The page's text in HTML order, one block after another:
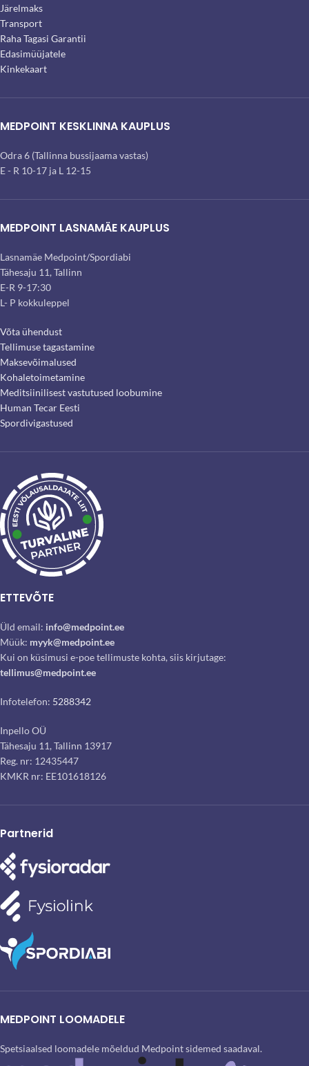
Järelmaks
Transport
Raha Tagasi Garantii
Edasimüüjatele
Kinkekaart
MEDPOINT KESKLINNA KAUPLUS
Odra 6 (Tallinna bussijaama vastas)
E - R 10-17 ja L 12-15
MEDPOINT LASNAMÄE KAUPLUS
Lasnamäe Medpoint/Spordiabi
Tähesaju 11, Tallinn
E-R 9-17:30
L- P kokkuleppel
Võta ühendust
Tellimuse tagastamine
Maksevõimalused
Kohaletoimetamine
Meditsiinilisest vastutused loobumine
Human Tecar Eesti
Spordivigastused
ETTEVÕTE
Üld email: info@medpoint.ee
Müük: myyk@medpoint.ee
Kui on küsimusi e-poe tellimuste kohta, siis kirjutage:
tellimus@medpoint.ee
Infotelefon: 5288342
Inpello OÜ
Tähesaju 11, Tallinn 13917
Reg. nr: 12435447
KMKR nr: EE101618126
Partnerid
MEDPOINT LOOMADELE
Spetsiaalsed loomadele mõeldud Medpoint sidemed saadaval.